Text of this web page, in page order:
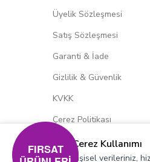
Üyelik Sözleşmesi
Satış Sözleşmesi
Garanti & İade
Gizlilik & Güvenlik
KVKK
Çerez Politikası
Çerez Kullanımı
Kişisel verileriniz,
FIRSAT